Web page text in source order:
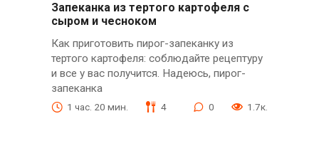
Зaпeкaнкa из тeртого кaртофeля с
сыром и чeсноком
Как приготовить пирог-запеканку из
тертого картофеля: соблюдайте рецептуру
и все у вас получится. Надеюсь, пирог-
запеканка
1 час. 20 мин. 4 0 1.7к.